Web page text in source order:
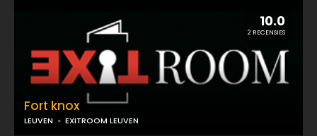
10.0
2 RECENSIES
Fort knox
LEUVEN EXITROOM LEUVEN